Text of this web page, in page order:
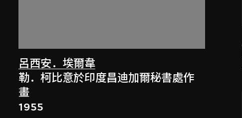
呂西安．埃爾韋
勒．柯比意於印度昌迪加爾秘書處作
畫
1955